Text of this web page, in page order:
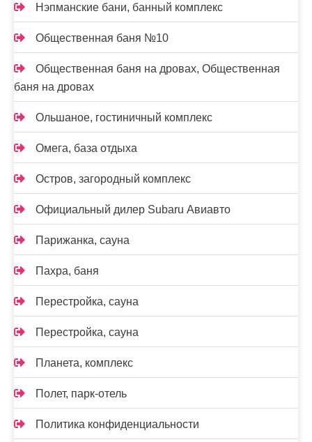
Нэпманские бани, банный комплекс
Общественная баня №10
Общественная баня на дровах, Общественная
баня на дровах
Ольшаное, гостиничный комплекс
Омега, база отдыха
Остров, загородный комплекс
Официальный дилер Subaru Авиавто
Парижанка, сауна
Пахра, баня
Перестройка, сауна
Перестройка, сауна
Планета, комплекс
Полет, парк-отель
Политика конфиденциальности